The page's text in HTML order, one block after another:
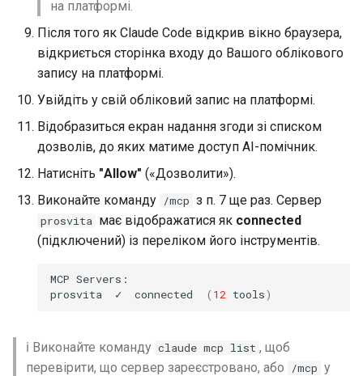
на платформі.
Після того як Claude Code відкрив вікно браузера,
відкриється сторінка входу до Вашого облікового
запису на платформі.
Увійдіть у свій обліковий запис на платформі.
Відобразиться екран надання згоди зі списком
дозволів, до яких матиме доступ AI-помічник.
Натисніть "Allow" («Дозволити»).
Виконайте команду /mcp з п. 7 ще раз. Сервер
prosvita має відображатися як connected
(підключений) із переліком його інструментів.
MCP Servers:
prosvita
✓ connected ( 12 tools)
ℹ️ Виконайте команду claude mcp list , щоб
перевірити, що сервер зареєстровано, або
/mcp у